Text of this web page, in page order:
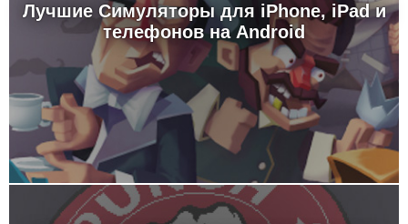
Лучшие Симуляторы для iPhone, iPad и
телефонов на Android